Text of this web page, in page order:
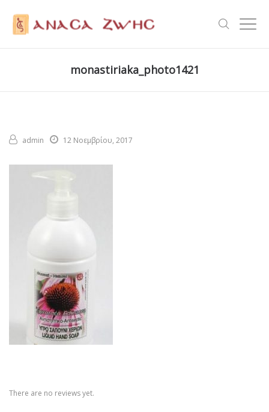
monastiriaka_photo1421
admin 12 Νοεμβρίου, 2017
There are no reviews yet.